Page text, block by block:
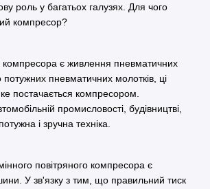
роль у багатьох галузях. Для чого
компресор?
є живлення пневматичних
потужних пневматичних молотків, ці
постачається компресором.
промисловості, будівництві,
і зручна техніка.
повітряного компресора є
У зв'язку з тим, що правильний тиск